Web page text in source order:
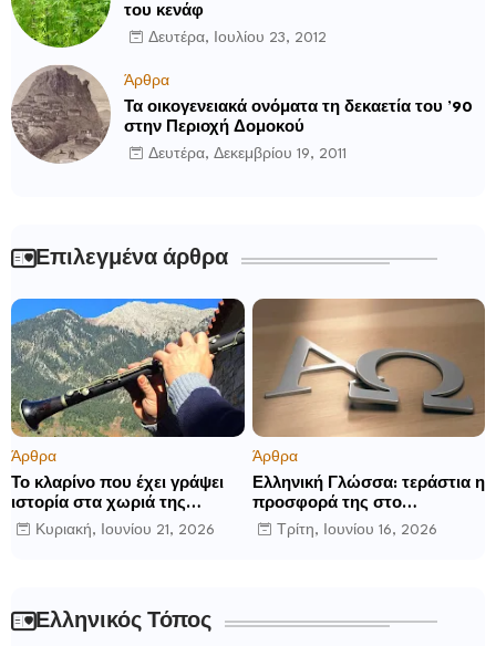
του κενάφ
Δευτέρα, Ιουλίου 23, 2012
Άρθρα
Τα οικογενειακά ονόματα τη δεκαετία του ’90
στην Περιοχή Δομοκού
Δευτέρα, Δεκεμβρίου 19, 2011
Επιλεγμένα άρθρα
Άρθρα
Το κλαρίνο που έχει γράψει
ιστορία στα χωριά της
Ρούμελης
Κυριακή, Ιουνίου 21, 2026
Άρθρα
Ελληνική Γλώσσα: τεράστια η
προσφορά της στο
παγκόσμιο γίγνεσθαι.
Τρίτη, Ιουνίου 16, 2026
Ελληνικός Τόπος